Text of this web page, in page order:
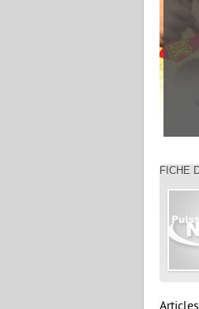
FICHE